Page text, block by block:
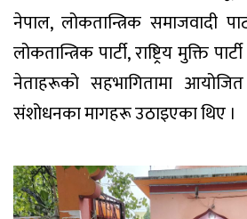
नेपाल, लोकतान्त्रिक समाजवादी
लोकतान्त्रिक पार्टी, राष्ट्रिय मुक्ति
नेताहरूको सहभागितामा आयोजित
संशोधनका मागहरू उठाइएका थिए ।